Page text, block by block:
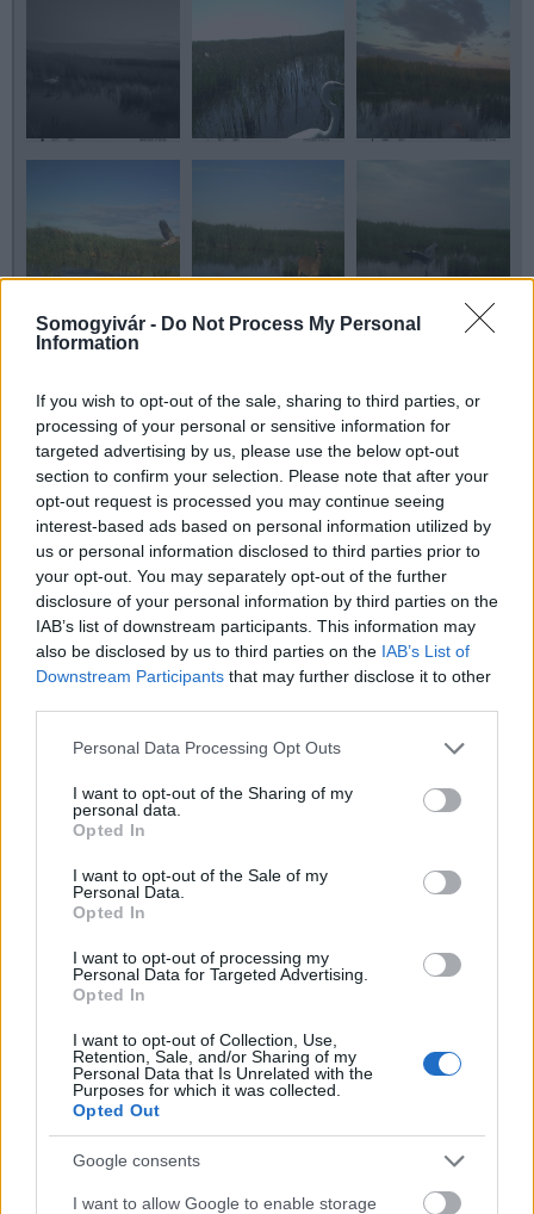
Somogyivár - Do Not Process My Personal
Information
If you wish to opt-out of the sale, sharing to third parties, or
processing of your personal or sensitive information for
targeted advertising by us, please use the below opt-out
section to confirm your selection. Please note that after your
opt-out request is processed you may continue seeing
interest-based ads based on personal information utilized by
us or personal information disclosed to third parties prior to
your opt-out. You may separately opt-out of the further
disclosure of your personal information by third parties on the
IAB’s list of downstream participants. This information may
also be disclosed by us to third parties on the IAB’s List of
Downstream Participants that may further disclose it to other
Please note that this website/app uses one or more Google
not limited to your visit or usage behaviour. You may click to
grant or deny consent to Google and its third-party tags to
use your data for below specified purposes in below Google
consent section.
Personal Data Processing Opt Outs
I want to opt-out of the Sharing of my
personal data.
Opted In
I want to opt-out of the Sale of my
Personal Data.
Opted In
I want to opt-out of processing my
Personal Data for Targeted Advertising.
Opted In
I want to opt-out of Collection, Use,
Retention, Sale, and/or Sharing of my
Personal Data that Is Unrelated with the
Purposes for which it was collected.
Opted Out
Google consents
I want to allow Google to enable storage
Aktuális természetvédelem
Országos hírek
Megérkezett az eső a Duna vízgyűjtőjére